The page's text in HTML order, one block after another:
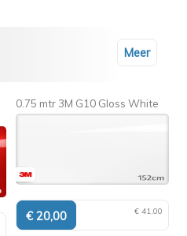
Meer
0.75 mtr 3M G10 Gloss White
€ 41,00